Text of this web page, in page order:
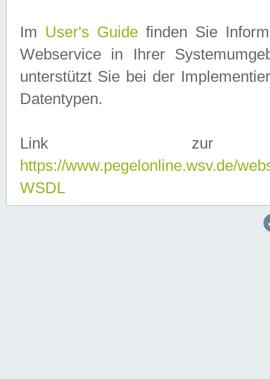
Im User's Guidefinden Sie
Webservice in Ihrer
unterstützt Sie bei der
Datentypen.
Link zur
https://www.pegelonline.wsv.de/
WSDL